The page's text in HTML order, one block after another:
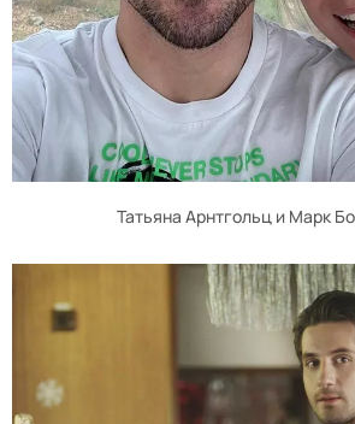
Татьяна Арнтгольц и Марк